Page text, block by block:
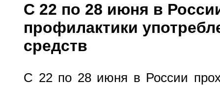
С 22 по 28 июня в
профилактики
средств
С 22 по 28 июня в России